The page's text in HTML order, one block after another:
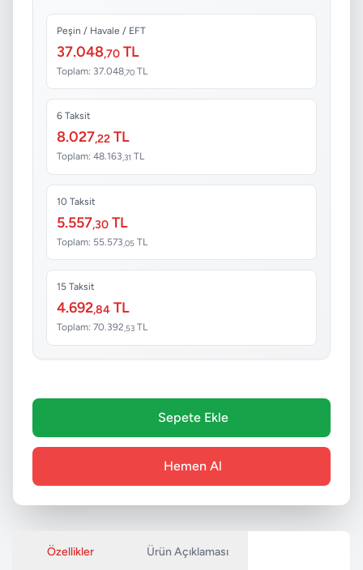
Peşin / Havale / EFT
37.048,70 TL
Toplam: 37.048,70 TL
6 Taksit
8.027,22 TL
Toplam: 48.163,31 TL
10 Taksit
5.557,30 TL
Toplam: 55.573 ,05 TL
15 Taksit
4.692,84 TL
Toplam: 70.392,53 TL
Sepete Ekle
Hemen Al
Özellikler Ürün Açıklaması